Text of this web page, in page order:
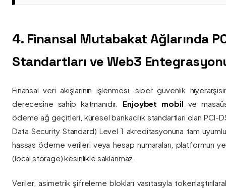
4. Finansal Mutabakat Ağlarında
Standartları ve Web3
Finansal veri akışlarının işlenmesi, siber güvenlik
derecesine sahip katmanıdır. Enjoybet mobil ve
ödeme ağ geçitleri, küresel bankacılık standartları olan PCI-
Data Security Standard) Level 1 akreditasyonuna tam
hassas ödeme verileri veya hesap numaraları, platformun
(local storage) kesinlikle saklanmaz.
Veriler, asimetrik şifreleme blokları vasıtasıyla